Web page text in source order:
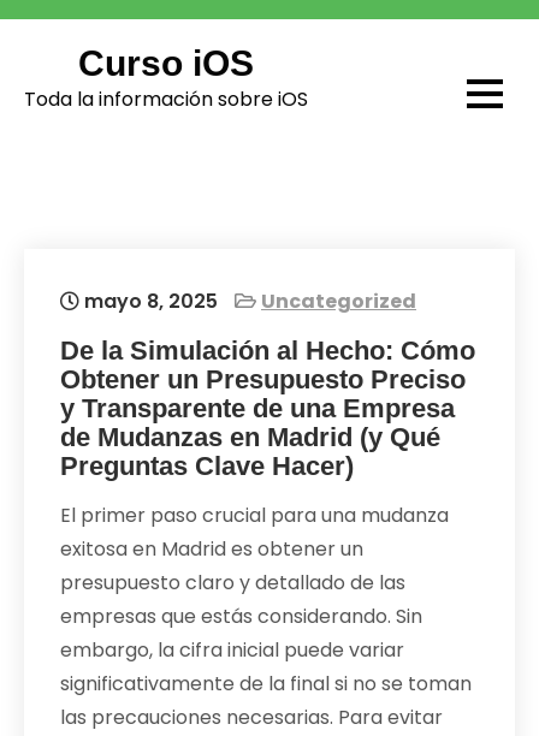
Skip
Curso iOS
Toda la información sobre iOS
mayo 8, 2025 Uncategorized
De la Simulación al Hecho: Cómo
Obtener un Presupuesto Preciso
y Transparente de una Empresa
de Mudanzas en Madrid (y Qué
Preguntas Clave Hacer)
El primer paso crucial para una mudanza
exitosa en Madrid es obtener un
presupuesto claro y detallado de las
empresas que estás considerando. Sin
embargo, la cifra inicial puede variar
significativamente de la final si no se toman
las precauciones necesarias. Para evitar